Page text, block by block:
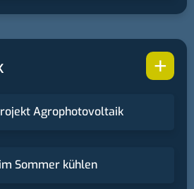
+
Agrophotovoltaik
Sommer kühlen